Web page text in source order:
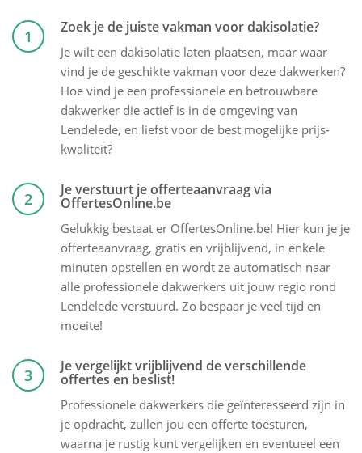
1 Zoek je de juiste vakman voor dakisolatie?
Je wilt een dakisolatie laten plaatsen, maar waar
vind je de geschikte vakman voor deze dakwerken?
Hoe vind je een professionele en betrouwbare
dakwerker die actief is in de omgeving van
Lendelede, en liefst voor de best mogelijke prijs-
kwaliteit?
2 Je verstuurt je offerteaanvraag via
OffertesOnline.be
Gelukkig bestaat er OffertesOnline.be! Hier kun je je
offerteaanvraag, gratis en vrijblijvend, in enkele
minuten opstellen en wordt ze automatisch naar
alle professionele dakwerkers uit jouw regio rond
Lendelede verstuurd. Zo bespaar je veel tijd en
moeite!
3 Je vergelijkt vrijblijvend de verschillende
offertes en beslist!
Professionele dakwerkers die geïnteresseerd zijn in
je opdracht, zullen jou een offerte toesturen,
waarna je rustig kunt vergelijken en eventueel een